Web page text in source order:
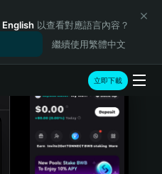
English 以查看對應語言內容？
繼續使用繁體中文
立即下載